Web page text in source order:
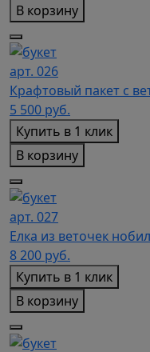
В корзину
арт. 026
Крафтовый пакет с
5 500 руб.
Купить в 1 клик
В корзину
арт. 027
Елка из веточек
8 200 руб.
Купить в 1 клик
В корзину